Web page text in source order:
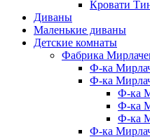
Кровати
Диваны
Маленькие диваны
Детские комнаты
Фабрика
Ф-ка
Ф-ка
Ф-ка
Ф-ка
Ф-ка
Ф-ка